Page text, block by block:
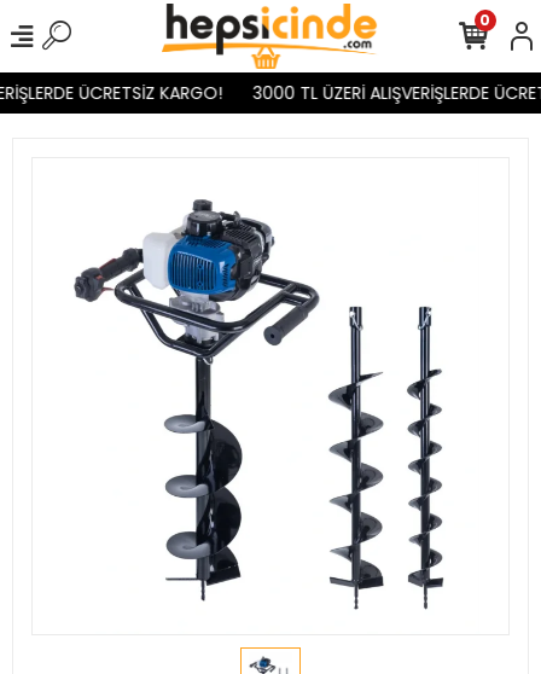
ÜCRETSİZ KARGO! 3000 TL ÜZERİ ALIŞVERİŞLERDE
0